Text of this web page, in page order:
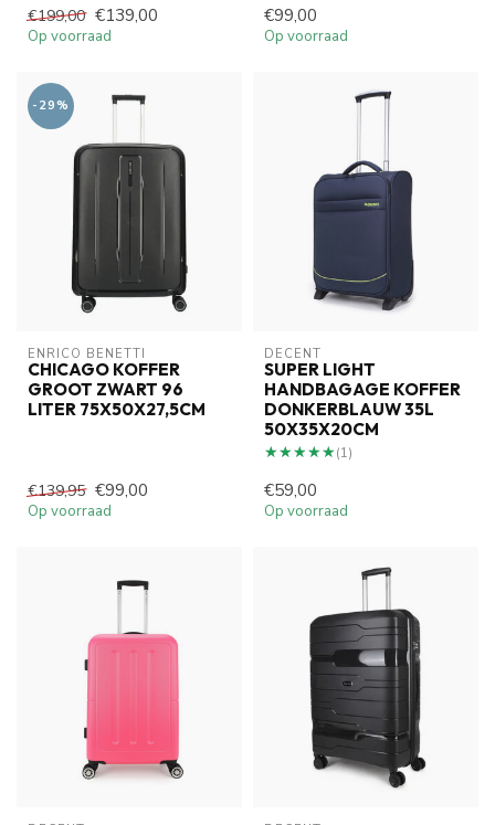
€199,00 €139,00
Op voorraad
€99,00
Op voorraad
-29%
ENRICO BENETTI
CHICAGO KOFFER
GROOT ZWART 96
LITER 75X50X27,5CM
€139,95 €99,00
Op voorraad
DECENT
SUPER LIGHT
HANDBAGAGE KOFFER
DONKERBLAUW 35L
50X35X20CM
★★★★★
★★★★★(1)
€59,00
Op voorraad